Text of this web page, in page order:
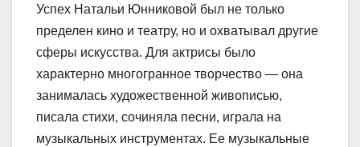
Успех Натальи Юнниковой был не только
пределен кино и театру, но и охватывал другие
сферы искусства. Для актрисы было
характерно многогранное творчество — она
занималась художественной живописью,
писала стихи, сочиняла песни, играла на
музыкальных инструментах. Ее музыкальные